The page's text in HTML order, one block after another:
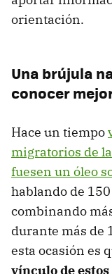
orientación.
Una brújula
conocer
Hace un tiempo
migratorios de
fuesen un óleo
hablando de
combinando
durante más de
esta ocasión es
vínculo de